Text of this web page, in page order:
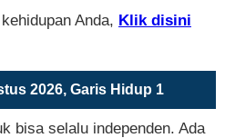
Anda, Klik disini
2026, Garis Hidup 1
bisa selalu independen. Ada